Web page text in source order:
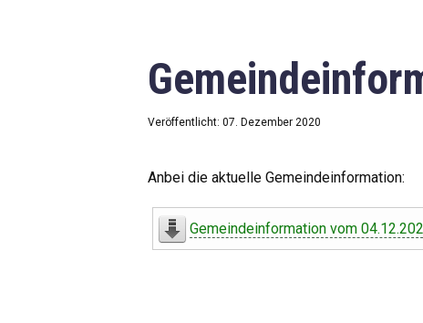
Veröffentlicht: 07. Dezember 2020
Anbei die aktuelle Gemeindeinformation:
Gemeindeinformation vom